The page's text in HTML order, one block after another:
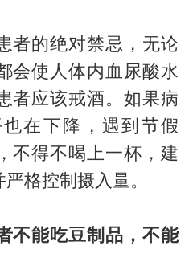
者的绝对禁忌，无论
会使人体内血尿酸水
者应该戒酒。如果病
在下降，遇到节假
不得不喝上一杯，建
格控制摄入量。
不能吃豆制品，不能